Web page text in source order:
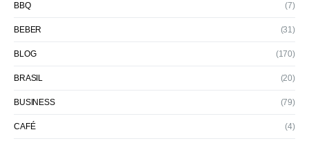
BBQ (7)
BEBER (31)
BLOG (170)
BRASIL (20)
BUSINESS (79)
CAFÉ (4)